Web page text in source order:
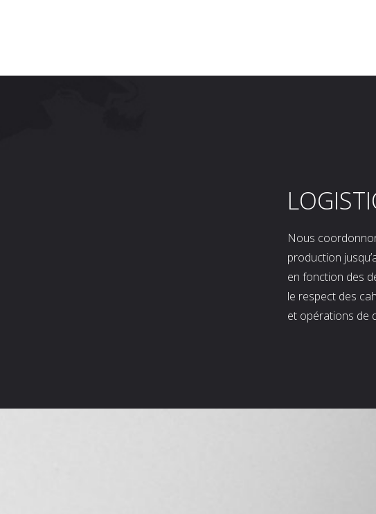
Nous
production
en fonction des
le respect des
et opérations de